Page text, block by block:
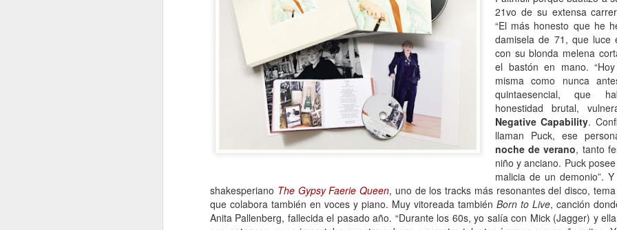
21vo de su extensa
“El más honesto que he
damisela de 71, que luce
con su blonda melena
el bastón en mano.
misma como nunca
quintaesencial, que
honestidad brutal,
Negative Capability.
llaman Puck, ese
noche de verano, tanto
niño y anciano. Puck
malicia de un demonio”.
shakesperiano The Gypsy Faerie Queen, uno de los tracks más resonantes del disco,
que colabora también en voces y piano. Muy vitoreada también Born to Live, canción
Anita Pallenberg, fallecida el pasado año. “Durante los 60s, yo salía con Mick (Jagger) y
atadura, que no le temió a la polémica.